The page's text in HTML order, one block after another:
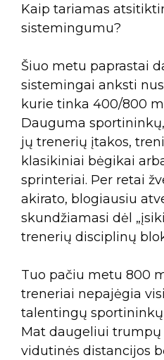
Kaip tariamas
sistemingumu?
Šiuo metu paprastai
sistemingai anksti
kurie tinka 400/800
Dauguma
jų trenerių įtakos,
klasikiniai bėgikai
sprinteriai. Per retai
akirato, blogiausiu
skundžiamasi dėl
trenerių disciplinų
Tuo pačiu metu 800
treneriai nepajėgia
talentingų
Mat daugeliui
vidutinės distancijos